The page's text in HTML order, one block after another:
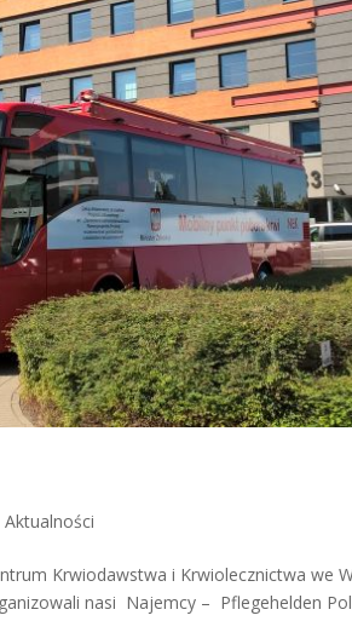
Aktualności
Krwiodawstwa i Krwiolecznictwa we
nasi Najemcy – Pflegehelden